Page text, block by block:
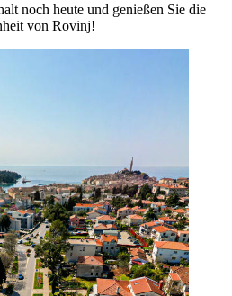
noch heute und genießen Sie die
von Rovinj!